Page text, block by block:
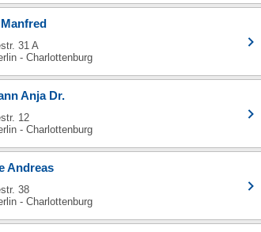
31 A
- Charlottenburg
Anja Dr.
12
- Charlottenburg
Andreas
38
- Charlottenburg